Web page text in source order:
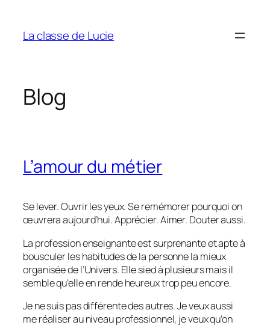
contenu
La classe de Lucie
Blog
L’amour du métier
Se lever. Ouvrir les yeux. Se remémorer pourquoi on
œuvrera aujourd’hui. Apprécier. Aimer. Douter aussi.
La profession enseignante est surprenante et apte à
bousculer les habitudes de la personne la mieux
organisée de l’Univers. Elle sied à plusieurs mais il
semble qu’elle en rende heureux trop peu encore.
Je ne suis pas différente des autres. Je veux aussi
me réaliser au niveau professionnel, je veux qu’on